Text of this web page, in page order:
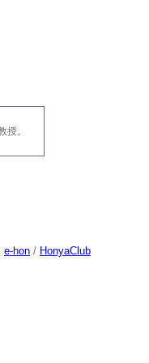
授。
e-hon/ HonyaClub